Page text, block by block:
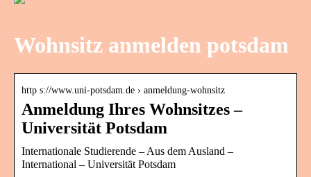
Wohnsitz anmelden potsdam
http s://www.uni-potsdam.de › anmeldung-wohnsitz
Anmeldung Ihres Wohnsitzes –
Universität Potsdam
Internationale Studierende – Aus dem Ausland –
International – Universität Potsdam